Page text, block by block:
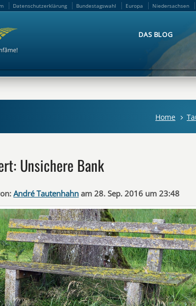
Datenschutzerklärung Bundestagswahl Europa Niedersachsen
DAS BLOG
Home
Unsichere Bank
André Tautenhahn am 28. Sep. 2016 um 23:48
Datenschutzerklärung Bundestagswahl Europa Niedersachsen
DAS BLOG